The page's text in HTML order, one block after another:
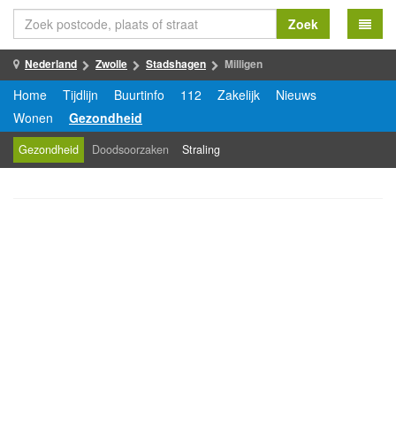
Zoek
Nederland Zwolle Stadshagen Milligen
Home Tijdlijn Buurtinfo 112 Zakelijk
Nieuws
Wonen
Gezondheid
Gezondheid Doodsoorzaken Straling